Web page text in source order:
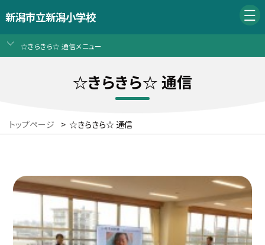
新潟市立新潟小学校
☆きらきら☆ 通信メニュー
☆きらきら☆ 通信
トップページ > ☆きらきら☆ 通信